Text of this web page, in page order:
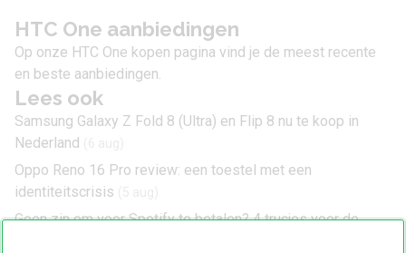
HTC One aanbiedingen
Op onze HTC One kopen pagina vind je de meest recente
en beste aanbiedingen.
Lees ook
Samsung Galaxy Z Fold 8 (Ultra) en Flip 8 nu te koop in
Nederland
Oppo Reno 16 Pro review: een toestel met een
identiteitscrisis
Geen zin om voor Spotify te betalen? 4 trucjes voor de